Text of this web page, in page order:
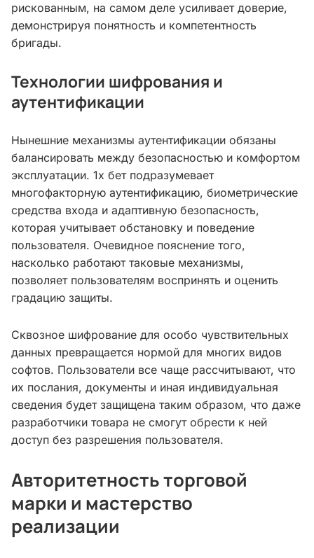
рискованным, на самом деле усиливает доверие,
демонстрируя понятность и компетентность
бригады.
Технологии шифрования и
аутентификации
Нынешние механизмы аутентификации обязаны
балансировать между безопасностью и комфортом
эксплуатации. 1х бет подразумевает
многофакторную аутентификацию, биометрические
средства входа и адаптивную безопасность,
которая учитывает обстановку и поведение
пользователя. Очевидное пояснение того,
насколько работают таковые механизмы,
позволяет пользователям воспринять и оценить
градацию защиты.
Сквозное шифрование для особо чувствительных
данных превращается нормой для многих видов
софтов. Пользователи все чаще рассчитывают, что
их послания, документы и иная индивидуальная
сведения будет защищена таким образом, что даже
разработчики товара не смогут обрести к ней
доступ без разрешения пользователя.
Авторитетность торговой
марки и мастерство
реализации